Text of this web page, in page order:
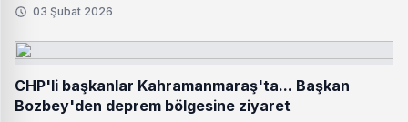
03 Şubat 2026
CHP'li başkanlar Kahramanmaraş'ta... Başkan
Bozbey'den deprem bölgesine ziyaret